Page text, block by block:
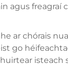
agus
ar chórais
go